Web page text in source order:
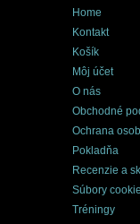
Home
Kontakt
Košík
Môj účet
O nás
Obchodné
Ochrana
Pokladňa
Recenzie a
Súbory
Tréningy